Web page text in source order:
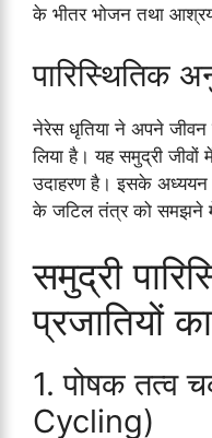
के भीतर भोजन तथा आश्रय
पारिस्थितिक
नेरेस धृतिया ने अपने
लिया है। यह समुद्री
उदाहरण है। इसके अध्ययन से
के जटिल तंत्र को समझने
समुद्री
प्रजातियों
1. पोषक तत्व
Cycling)